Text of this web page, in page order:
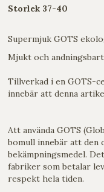
Storlek 37-40
Supermjuk GOTS
Mjukt och
Tillverkad i en GOTS-
innebär att denna
Att använda GOTS
bomull innebär att den
bekämpningsmedel.
fabriker som betalar
respekt hela tiden.